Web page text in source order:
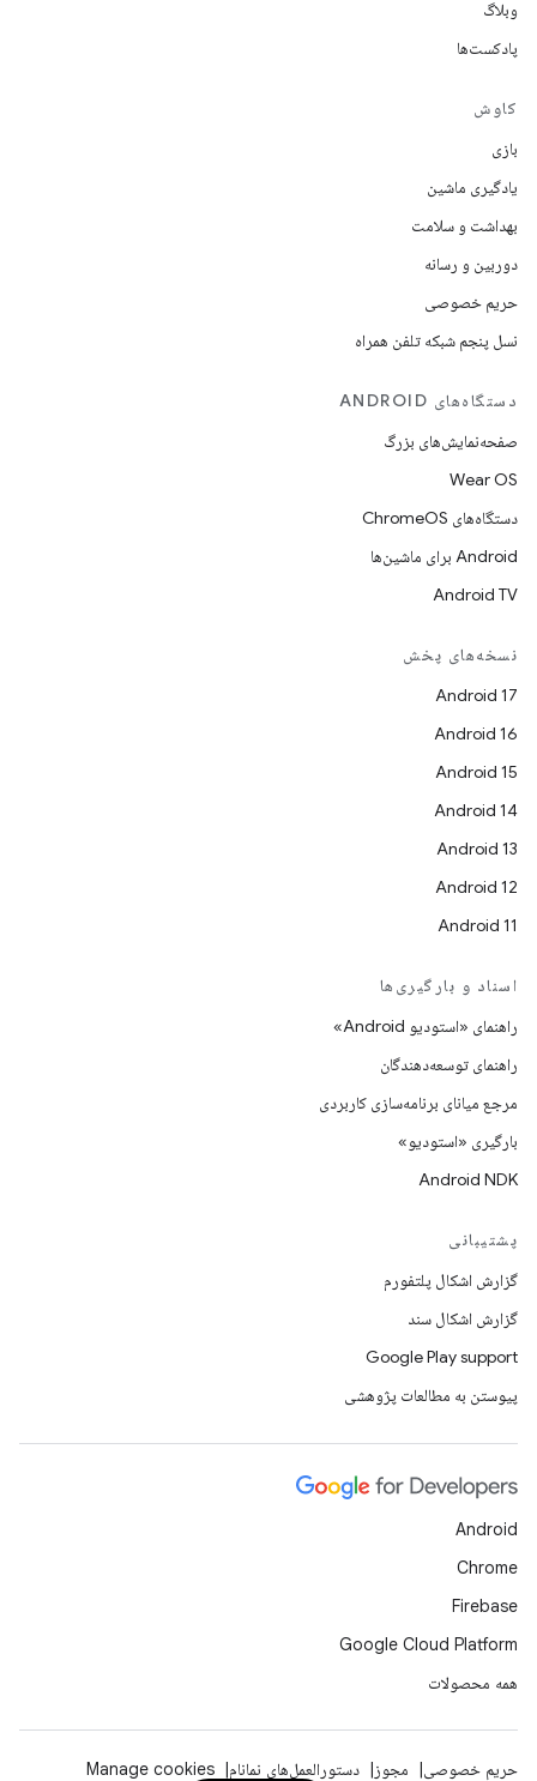
وبلاگ
پادکست‌ها
کاوش
بازی
یادگیری ماشین
بهداشت و سلامت
دوربین و رسانه
حریم خصوصی
نسل پنجم شبکه تلفن همراه
دستگاه‌های ANDROID
صفحه‌نمایش‌های بزرگ
Wear OS
دستگاه‌های ChromeOS
Android برای ماشین‌ها
Android TV
نسخه‌های پخش
Android 17
Android 16
Android 15
Android 14
Android 13
Android 12
Android 11
اسناد و بارگیری‌ها
راهنمای «استودیو Android»
راهنمای توسعه‌دهندگان
مرجع میانای برنامه‌سازی کاربردی
بارگیری «استودیو»
Android NDK
پشتیبانی
گزارش اشکال پلتفورم
گزارش اشکال سند
Google Play support
پیوستن به مطالعات پژوهشی
Android
Chrome
Firebase
Google Cloud Platform
همه محصولات
حریم خصوصی مجوز دستورالعمل‌های نمانام Manage cookies